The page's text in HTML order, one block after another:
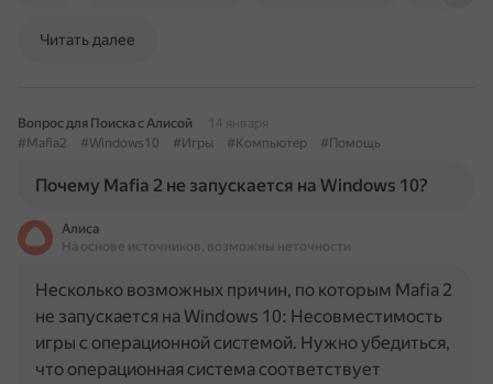
Читать далее
Вопрос для Поиска с Алисой
14 января
#Mafia2
#Windows10 #Игры #Компьютер #Помощь
Почему Mafia 2 не запускается на Windows 10?
Алиса
На основе источников, возможны неточности
Несколько возможных причин, по которым Mafia 2
не запускается на Windows 10: Несовместимость
игры с операционной системой. Нужно убедиться,
что операционная система соответствует